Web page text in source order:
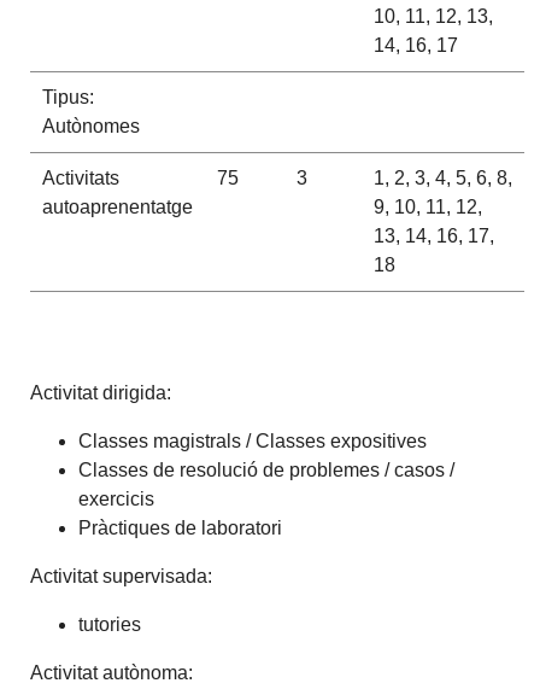
10, 11, 12, 13,
14, 16, 17
Tipus:
Autònomes
Activitats
autoaprenentatge
75 3
1, 2, 3, 4, 5, 6, 8,
9, 10, 11, 12,
13, 14, 16, 17,
18
Activitat dirigida:
Classes magistrals / Classes expositives
Classes de resolució de problemes / casos /
exercicis
Pràctiques de laboratori
Activitat supervisada:
tutories
Activitat autònoma: